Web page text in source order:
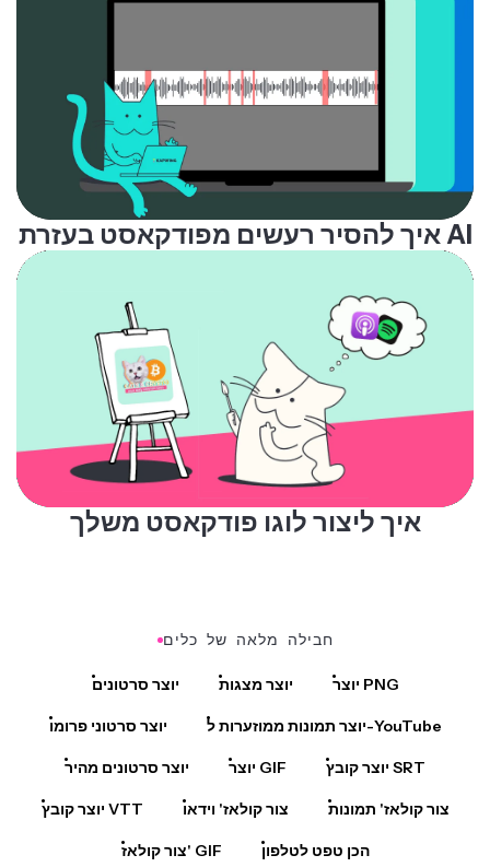
איך להסיר רעשים מפודקאסט בעזרת AI
איך ליצור לוגו פודקאסט משלך
חבילה מלאה של כלים
יוצר סרטונים יוצר מצגות יוצר PNG
יוצר סרטוני פרומו יוצר תמונות ממוזערות ל-YouTube
יוצר סרטונים מהיר יוצר GIF יוצר קובץ SRT
יוצר קובץ VTT צור קולאז' וידאו צור קולאז' תמונות
צור קולאז' GIF הכן טפט לטלפון